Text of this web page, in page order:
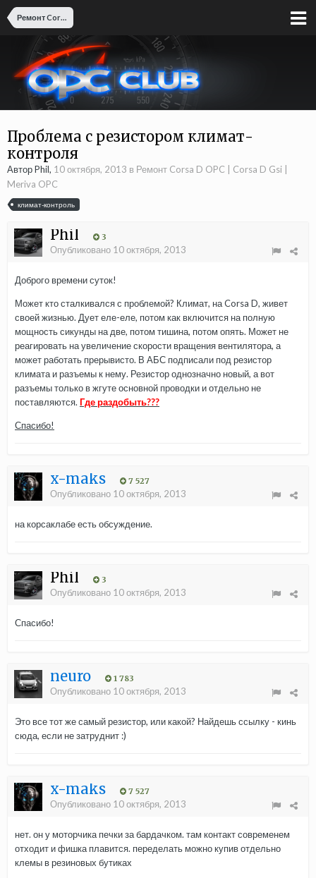
Ремонт Corsa D OPC | Corsa D Gsi | Meriva OPC
Проблема с резистором климат-
контроля
Автор Phil, 10 октября, 2013 в Ремонт Corsa D OPC | Corsa D Gsi |
Meriva OPC
климат-контроль
Phil 3
Опубликовано 10 октября, 2013
Доброго времени суток!
Может кто сталкивался с проблемой? Климат, на Corsa D, живет
своей жизнью. Дует еле-еле, потом как включится на полную
мощность сикунды на две, потом тишина, потом опять. Может не
реагировать на увеличение скорости вращения вентилятора, а
может работать прерывисто. В АБС подписали под резистор
климата и разъемы к нему. Резистор однозначно новый, а вот
разъемы только в жгуте основной проводки и отдельно не
поставляются. Где раздобыть???
Спасибо!
x-maks 7 527
Опубликовано 10 октября, 2013
на корсаклабе есть обсуждение.
Phil 3
Опубликовано 10 октября, 2013
Спасибо!
neuro 1 783
Опубликовано 10 октября, 2013
Это все тот же самый резистор, или какой? Найдешь ссылку - кинь
сюда, если не затруднит :)
x-maks 7 527
Опубликовано 10 октября, 2013
нет. он у моторчика печки за бардачком. там контакт современем
отходит и фишка плавится. переделать можно купив отдельно
клемы в резиновых бутиках